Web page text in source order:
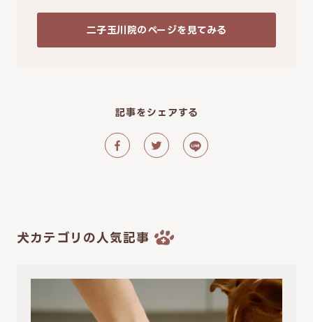
二子玉川院のページを見てみる
記事をシェアする
犬カテゴリの人気記事